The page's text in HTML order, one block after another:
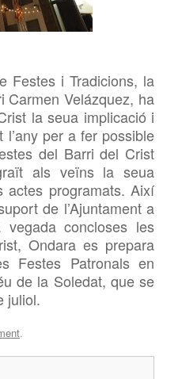
Festes i Tradicions, la
Carmen Velázquez, ha
la seua implicació i
per a fer possible
del Barri del Crist
als veïns la seua
actes programats. Així
de l’Ajuntament a
vegada concloses les
Ondara es prepara
Festes Patronals en
de la Soledat, que se
juliol.
.